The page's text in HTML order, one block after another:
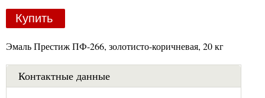
Купить
Эмаль Престиж ПФ-266, золотисто-коричневая, 20 кг
Контактные данные